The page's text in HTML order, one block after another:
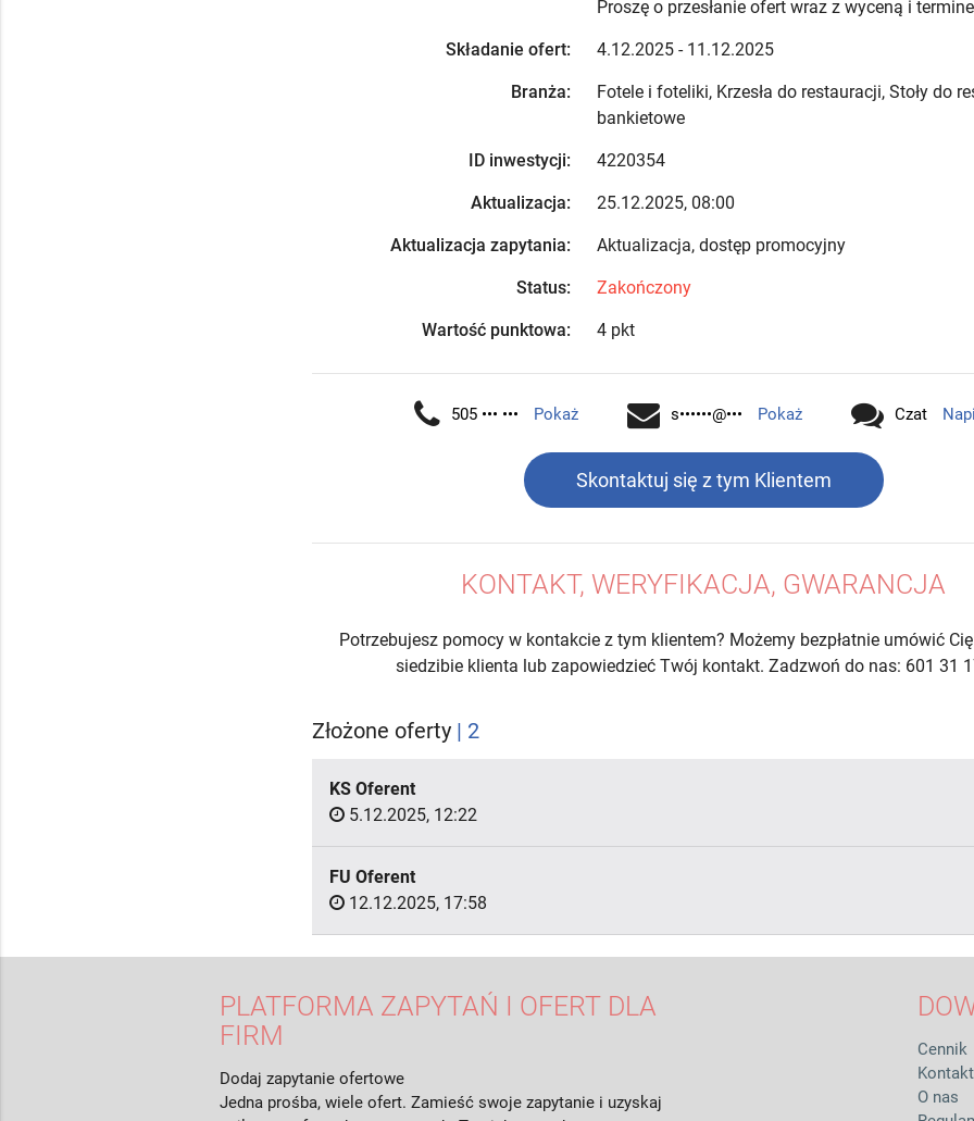
Proszę o przesłanie ofert wraz z wyceną i
Składanie ofert: 4.12.2025 - 11.12.2025
Branża:
Fotele i foteliki, Krzesła do restauracji, Stoły do
bankietowe
ID inwestycji: 4220354
Aktualizacja: 25.12.2025, 08:00
Aktualizacja zapytania: Aktualizacja, dostęp promocyjny
Status: Zakończony
Wartość punktowa: 4 pkt
505 ••• ••• Pokaż s••••••@••• Pokaż Czat
Skontaktuj się z tym Klientem
KONTAKT, WERYFIKACJA, GWARANCJA
Potrzebujesz pomocy w kontakcie z tym klientem? Możemy bezpłatnie umówić
siedzibie klienta lub zapowiedzieć Twój kontakt. Zadzwoń do nas: 601 31
Złożone oferty | 2
KS Oferent
5.12.2025, 12:22
FU Oferent
12.12.2025, 17:58
PLATFORMA ZAPYTAŃ I OFERT DLA
FIRM
Dodaj zapytanie ofertowe
Jedna prośba, wiele ofert. Zamieść swoje zapytanie i uzyskaj
Cennik
Kontakt
O nas